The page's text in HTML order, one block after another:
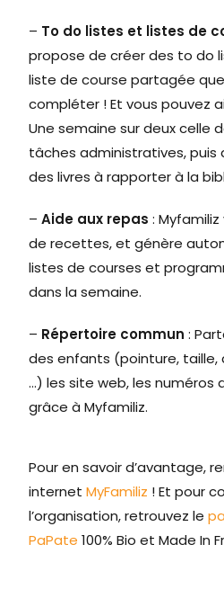
– To do listes et listes de
propose de créer des to do
liste de course partagée
compléter !Et vous pouvez
Une semaine sur deux celle
tâches administratives, puis
des livres à rapporter à la
–Aide aux repas: Myfamiliz
de recettes, et génère
listes de courses et
dans la semaine.
– Répertoire commun:
des enfants (pointure,
…) les site web, les numéros
grâce à Myfamiliz.
Pour en savoir d’avantage,
internetMyFamiliz ! Et pour
l’organisation, retrouvez le
PaPate 100% Bio et Made In